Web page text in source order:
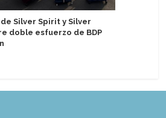
de Silver Spirit y Silver
doble esfuerzo de BDP